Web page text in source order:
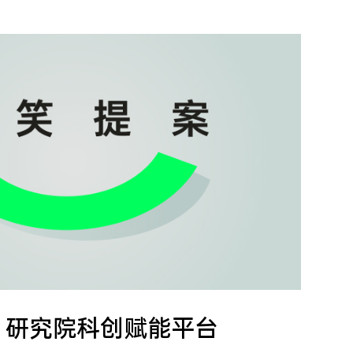
究院科创赋能平台